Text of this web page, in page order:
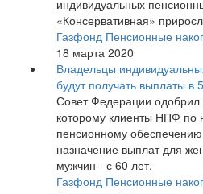
индивидуальных
«Консервативная»
Газфонд Пенсионные
18 марта 2020
Владельцы
будут получать выплаты в
Совет Федерации одобрил
которому клиенты НПФ по
пенсионному
назначение выплат для
мужчин - с 60 лет.
Газфонд Пенсионные